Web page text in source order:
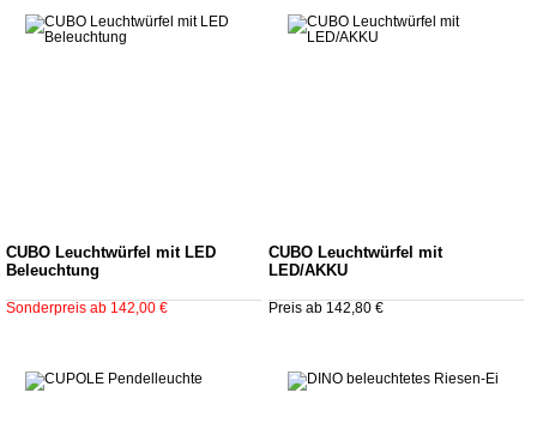
CUBO Leuchtwürfel mit LED
Beleuchtung
Sonderpreis ab 142,00 €
CUBO Leuchtwürfel mit
LED/AKKU
Preis ab 142,80 €